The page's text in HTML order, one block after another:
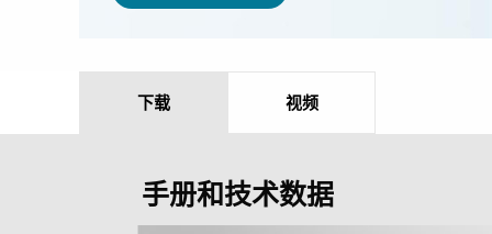
下载 视频
手册和技术数据